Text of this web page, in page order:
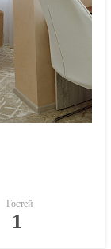
Гостей
1